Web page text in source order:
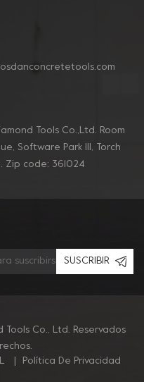
Tools Co.,Ltd. Room
Software Park Ill, Torch
Zip code: 361024
SUSCRIBIR
Co., Ltd. Reservados
Política De Privacidad